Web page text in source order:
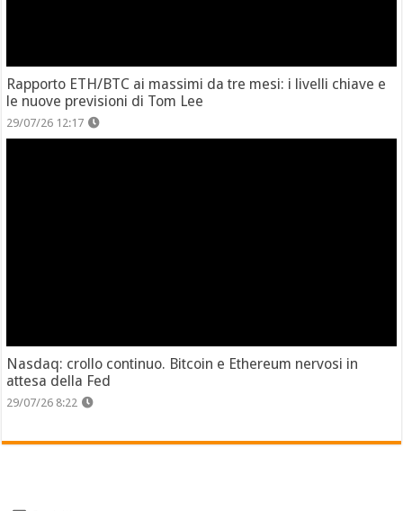
Rapporto ETH/BTC ai massimi da tre mesi: i livelli chiave e
le nuove previsioni di Tom Lee
29/07/26 12:17
Nasdaq: crollo continuo. Bitcoin e Ethereum nervosi in
attesa della Fed
29/07/26 8:22